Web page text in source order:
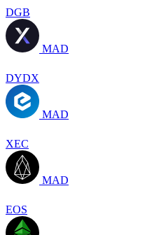
DGB
MAD
DYDX
MAD
XEC
MAD
EOS